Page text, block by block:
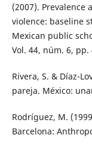
(2007). Prevalence
violence: baseline
Mexican public
Vol. 44, núm. 6, pp.
Rivera, S. & Díaz-
pareja. México:
Rodríguez, M.
Barcelona: